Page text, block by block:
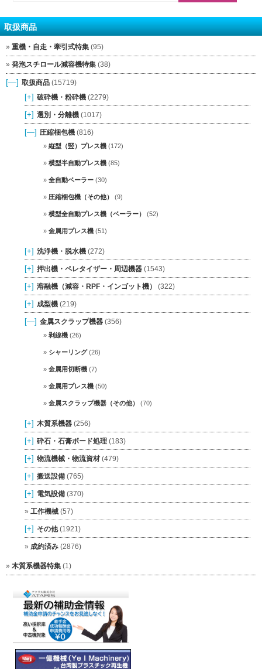
取扱商品
重機・自走・牽引式特集 (95)
発泡スチロール減容機特集 (38)
[—] 取扱商品 (15719)
[+] 破砕機・粉砕機 (2279)
[+] 選別・分離機 (1017)
[—] 圧縮梱包機 (816)
縦型（竪）プレス機 (172)
横型半自動プレス機 (85)
全自動ベーラー (30)
圧縮梱包機（その他） (9)
横型全自動プレス機（ベーラー） (52)
金属用プレス機 (51)
[+] 洗浄機・脱水機 (272)
[+] 押出機・ペレタイザー・周辺機器 (1543)
[+] 溶融機（減容・RPF・インゴット機） (322)
[+] 成型機 (219)
[—] 金属スクラップ機器 (356)
剥線機 (26)
シャーリング(26)
金属用切断機 (7)
金属用プレス機 (50)
金属スクラップ機器（その他） (70)
[+] 木質系機器 (256)
[+] 砕石・石膏ボード処理 (183)
[+] 物流機械・物流資材 (479)
[+] 搬送設備 (765)
[+] 電気設備 (370)
工作機械 (57)
[+] その他(1921)
成約済み (2876)
木質系機器特集 (1)